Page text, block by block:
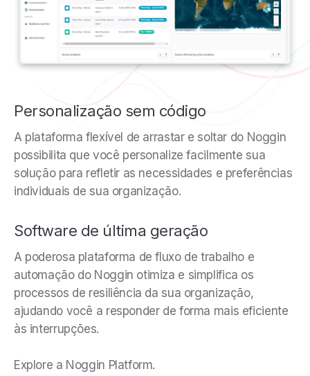
Personalização sem código
A plataforma flexível de arrastar e soltar do Noggin
possibilita que você personalize facilmente sua
solução para refletir as necessidades e preferências
individuais de sua organização.
Software de última geração
A poderosa plataforma de fluxo de trabalho e
automação do Noggin otimiza e simplifica os
processos de resiliência da sua organização,
ajudando você a responder de forma mais eficiente
às interrupções.
Explore a Noggin Platform.